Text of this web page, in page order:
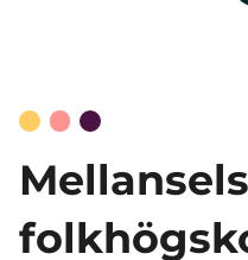
Mellansels